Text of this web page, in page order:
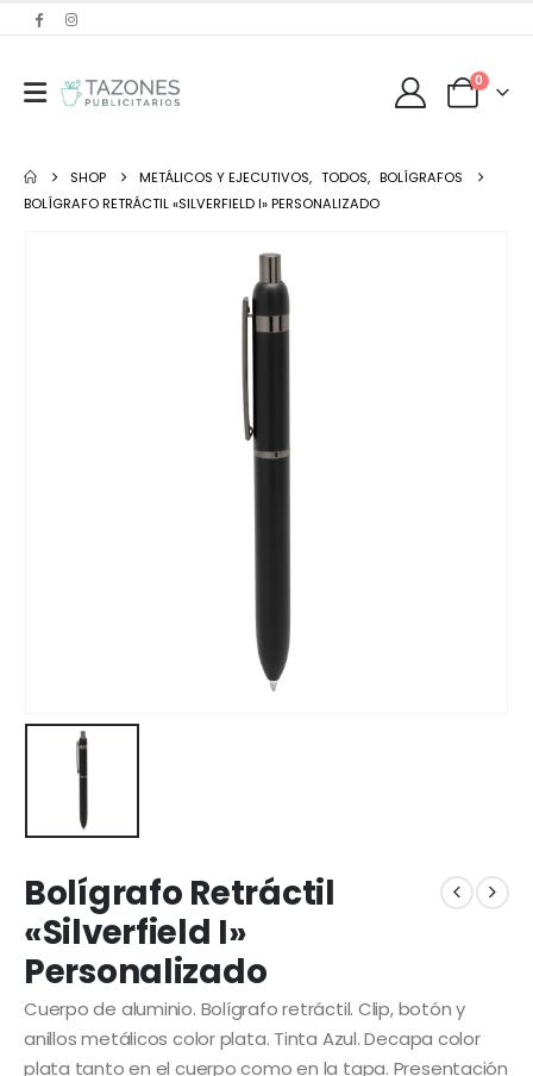
0
SHOP METÁLICOS Y EJECUTIVOS, TODOS, BOLÍGRAFOS
BOLÍGRAFO RETRÁCTIL «SILVERFIELD I» PERSONALIZADO
Bolígrafo Retráctil
«Silverfield I»
Personalizado
Cuerpo de aluminio. Bolígrafo retráctil. Clip, botón y
anillos metálicos color plata. Tinta Azul. Decapa color
plata tanto en el cuerpo como en la tapa. Presentación